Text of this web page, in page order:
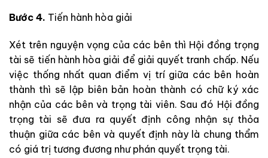
Bước 4. Tiến hành hòa giải
Xét trên nguyện vọng của các bên thì Hội đồng trọng
tài sẽ tiến hành hòa giải để giải quyết tranh chấp. Nếu
việc thống nhất quan điểm vị trí giữa các bên hoàn
thành thì sẽ lập biên bản hoàn thành có chữ ký xác
nhận của các bên và trọng tài viên. Sau đó Hội đồng
trọng tài sẽ đưa ra quyết định công nhận sự thỏa
thuận giữa các bên và quyết định này là chung thẩm
có giá trị tương đương như phán quyết trọng tài.